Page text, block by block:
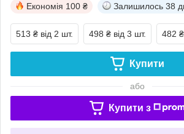
Економія 100 ₴ Залишилось 38
513 ₴ від 2 шт. 498 ₴ від 3 шт. 482 ₴
Купити
або
Купити з